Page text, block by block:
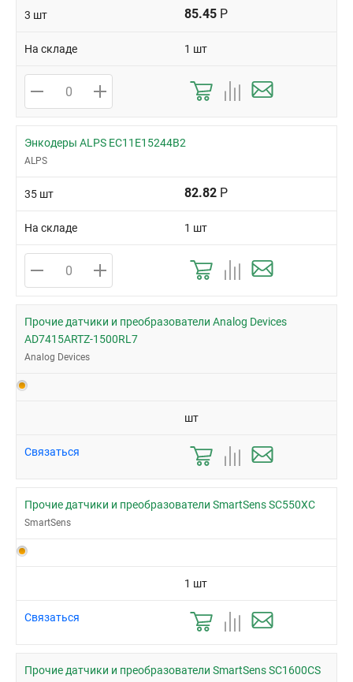
3 шт 85.45 Р
На складе 1 шт
Энкодеры ALPS EC11E15244B2
ALPS
35 шт 82.82 Р
На складе 1 шт
Прочие датчики и преобразователи Analog Devices
AD7415ARTZ-1500RL7
Analog Devices
шт
Связаться
Прочие датчики и преобразователи SmartSens SC550XC
SmartSens
1 шт
Связаться
Прочие датчики и преобразователи SmartSens SC1600CS